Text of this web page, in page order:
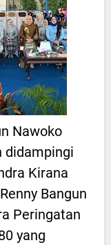
Nawoko
didampingi
Kirana
Bangun
Peringatan
yang